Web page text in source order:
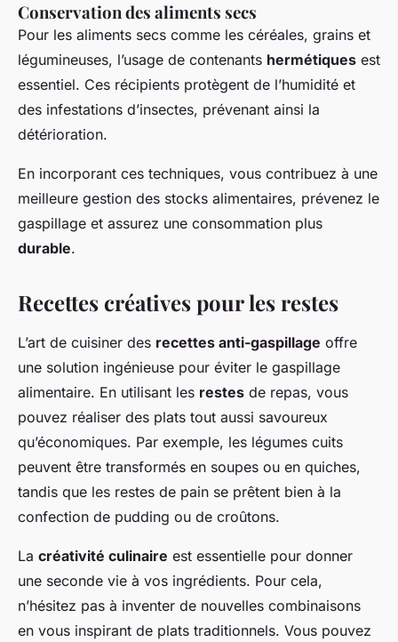
Conservation des aliments secs
Pour les aliments secs comme les céréales, grains et
légumineuses, l’usage de contenants hermétiques est
essentiel. Ces récipients protègent de l’humidité et
des infestations d’insectes, prévenant ainsi la
détérioration.
En incorporant ces techniques, vous contribuez à une
meilleure gestion des stocks alimentaires, prévenez le
gaspillage et assurez une consommation plus
durable.
Recettes créatives pour les restes
L’art de cuisiner des recettes anti-gaspillage offre
une solution ingénieuse pour éviter le gaspillage
alimentaire. En utilisant les restes de repas, vous
pouvez réaliser des plats tout aussi savoureux
qu’économiques. Par exemple, les légumes cuits
peuvent être transformés en soupes ou en quiches,
tandis que les restes de pain se prêtent bien à la
confection de pudding ou de croûtons.
La créativité culinaire est essentielle pour donner
une seconde vie à vos ingrédients. Pour cela,
n’hésitez pas à inventer de nouvelles combinaisons
en vous inspirant de plats traditionnels. Vous pouvez